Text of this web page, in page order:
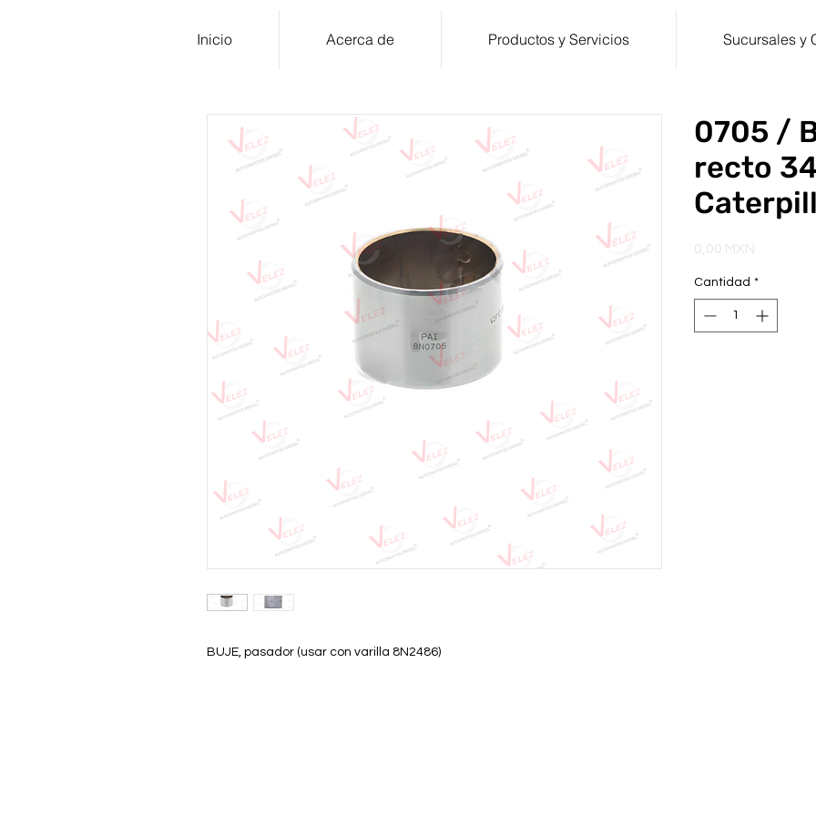
Inicio Acerca de Productos y Servicios Sucursales y
BUJE, pasador (usar con varilla 8N2486)
0705 /
recto
0,00 MXN
Cantidad *